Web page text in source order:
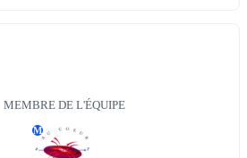
MEMBRE DE L'ÉQUIPE
M